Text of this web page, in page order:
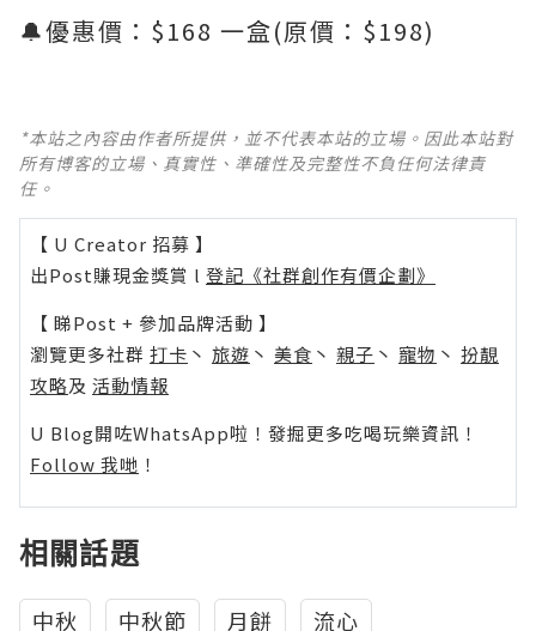
🔔優惠價：$168 一盒(原價：$198)
*本站之內容由作者所提供，並不代表本站的立場。因此本站對
所有博客的立場、真實性、準確性及完整性不負任何法律責
任。
【 U Creator 招募 】
出Post賺現金獎賞 l 登記《社群創作有價企劃》
【 睇Post + 參加品牌活動 】
瀏覽更多社群 打卡 丶 旅遊 丶 美食 丶 親子 丶 寵物 丶 扮靚
攻略及 活動情報
U Blog開咗WhatsApp啦！發掘更多吃喝玩樂資訊！
Follow 我哋 ！
相關話題
中秋 中秋節 月餅
流心